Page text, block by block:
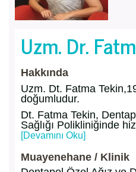
Uzm. Dr.
Hakkında
Uzm. Dt. Fatma
doğumludur.
Dt. Fatma Tekin,
Sağlığı Polikliniğinde
[Devamını Oku]
Muayenehane / Klinik